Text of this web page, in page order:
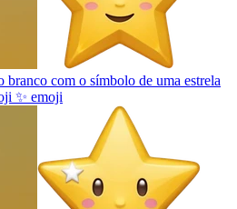
branco com o símbolo de uma estrela
✨ emoji